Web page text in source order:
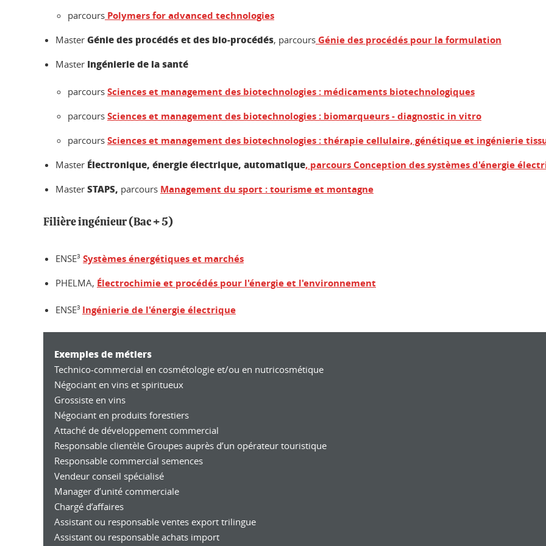
parcours Polymers for advanced technologies
Master Génie des procédés et des bio-procédés, parcours Génie des procédés pour la formulation
Master Ingénierie de la santé
parcours Sciences et management des biotechnologies : médicaments biotechnologiques
parcours Sciences et management des biotechnologies : biomarqueurs - diagnostic in vitro
parcours Sciences et management des biotechnologies : thérapie cellulaire, génétique et ingénierie
Master Électronique, énergie électrique, automatique, parcours Conception des systèmes d'énergie
Master STAPS, parcours Management du sport : tourisme et montagne
Filière ingénieur (Bac + 5)
ENSE3 Systèmes énergétiques et marchés
PHELMA, Électrochimie et procédés pour l'énergie et l'environnement
ENSE3 Ingénierie de l'énergie électrique
Exemples de métiers
Technico-commercial en cosmétologie et/ou en nutricosmétique
Négociant en vins et spiritueux
Grossiste en vins
Négociant en produits forestiers
Attaché de développement commercial
Responsable clientèle Groupes auprès d’un opérateur touristique
Responsable commercial semences
Vendeur conseil spécialisé
Manager d’unité commerciale
Chargé d’affaires
Assistant ou responsable ventes export trilingue
Assistant ou responsable achats import